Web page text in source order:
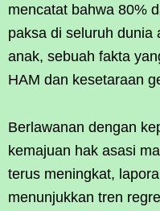
mencatat bahwa 80%
paksa di seluruh dunia
anak, sebuah fakta
HAM dan kesetaraan
Berlawanan dengan
kemajuan hak asasi
terus meningkat,
menunjukkan tren